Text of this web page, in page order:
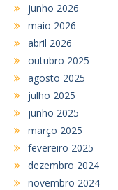
junho 2026
maio 2026
abril 2026
outubro 2025
agosto 2025
julho 2025
junho 2025
março 2025
fevereiro 2025
dezembro 2024
novembro 2024